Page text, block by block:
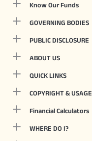
Know Our Funds
GOVERNING BODIES
PUBLIC DISCLOSURE
ABOUT US
QUICK LINKS
COPYRIGHT & USAGE
Financial Calculators
WHERE DO I?